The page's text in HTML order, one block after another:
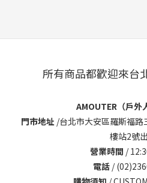
所有商品都歡迎來台
AMOUTER（戶外
門市地址 /台北市大安區羅斯福
樓站2號
營業時間 /
電話 /